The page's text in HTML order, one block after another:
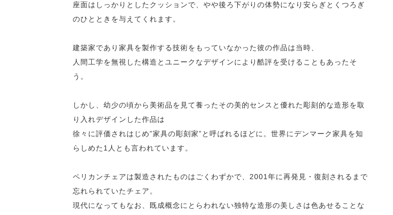
座面はしっかりとしたクッションで、やや後ろ下がりの体勢になり安らぎとくつろぎ
のひとときを与えてくれます。
建築家であり家具を製作する技術をもっていなかった彼の作品は当時、
人間工学を無視した構造とユニークなデザインにより酷評を受けることもあったそ
う。
しかし、幼少の頃から美術品を見て養ったその美的センスと優れた彫刻的な造形を取
り入れデザインした作品は
徐々に評価されはじめ”家具の彫刻家”と呼ばれるほどに。世界にデンマーク家具を知
らしめた1人とも言われています。
ペリカンチェアは製造されたものはごくわずかで、2001年に再発見・復刻されるまで
忘れられていたチェア。
現代になってもなお、既成概念にとらわれない独特な造形の美しさは色あせることな